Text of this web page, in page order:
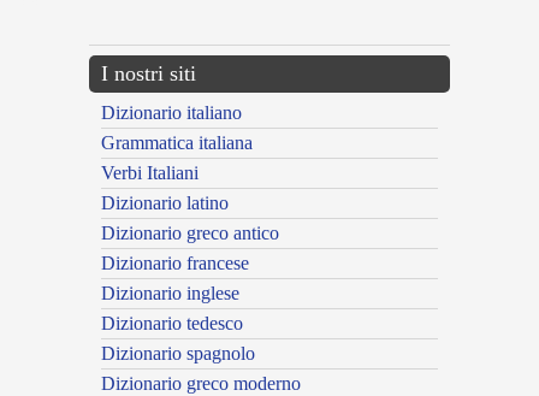
I nostri siti
Dizionario italiano
Grammatica italiana
Verbi Italiani
Dizionario latino
Dizionario greco antico
Dizionario francese
Dizionario inglese
Dizionario tedesco
Dizionario spagnolo
Dizionario greco moderno